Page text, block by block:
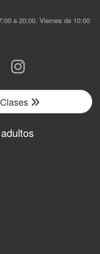
a 20:00. Viernes de 10:00